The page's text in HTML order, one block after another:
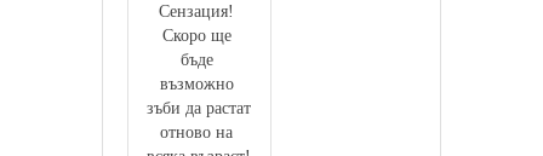
Сензация!
Скоро ще
бъде
възможно
зъби да растат
отново на